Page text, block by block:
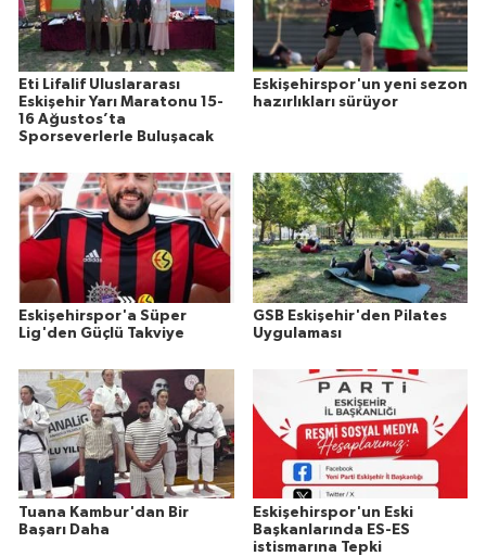
Eti Lifalif Uluslararası
Eskişehir Yarı Maratonu 15-
16 Ağustos’ta
Sporseverlerle Buluşacak
Eskişehirspor'un yeni sezon
hazırlıkları sürüyor
Eskişehirspor'a Süper
Lig'den Güçlü Takviye
GSB Eskişehir'den Pilates
Uygulaması
Tuana Kambur'dan Bir
Başarı Daha
Eskişehirspor'un Eski
Başkanlarında ES-ES
istismarına Tepki